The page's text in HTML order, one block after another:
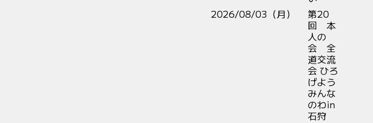
2026/08/03（月）
第20
回 本
人の
会 全
道交流
会 ひろ
げよう
みんな
のわin
石狩